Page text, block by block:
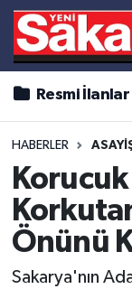
Resmi İlanlar
HABERLER
Önünü
Sakarya'nın